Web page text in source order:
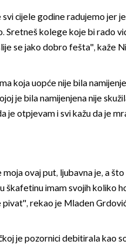
cijele godine radujemo jer
Sretneš kolege koje bi rado
se jako dobro fešta'', kaže
koja uopće nije bila
je bila namijenjena nije
je otpjevam i svi kažu da je
ovaj put, ljubavna je, a
škafetinu imam svojih koliko
rekao je Mladen
je pozornici debitirala kao